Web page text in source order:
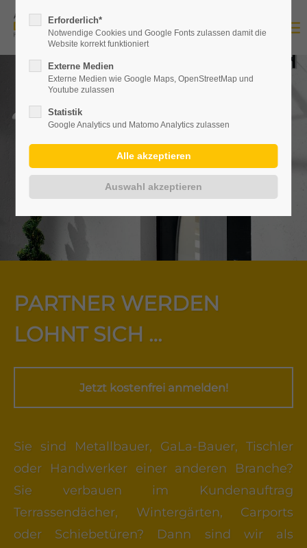
PARTNER WERDEN
LOHNT SICH …
Jetzt kostenfrei anmelden!
Sie sind Metallbauer, GaLa-Bauer, Tischler
oder Handwerker einer anderen Branche?
Sie verbauen im Kundenauftrag
Terrassendächer, Wintergärten, Carports
oder Schiebetüren? Dann sind wir als
Erforderlich*
Notwendige Cookies und Google Fonts zulassen damit die
Website korrekt funktioniert
Externe Medien
Externe Medien wie Google Maps, OpenStreetMap und
Youtube zulassen
Statistik
Google Analytics und Matomo Analytics zulassen